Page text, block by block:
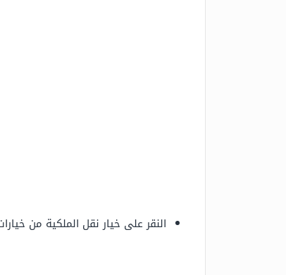
النقر على خيار نقل الملكية من